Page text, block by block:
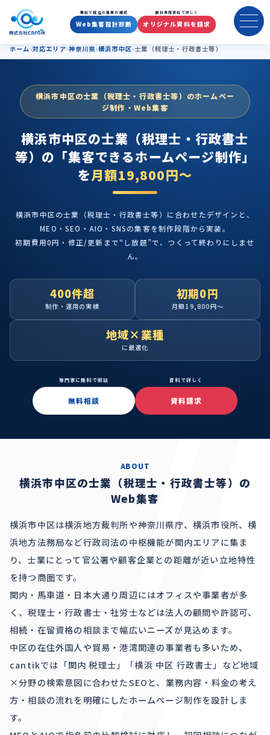
横浜市中区の士業（税理士・
無料で現在の集客力確認
Web集客設計診断
御社専用資料で詳しく
オリジナル資料を請求
ホーム 対応エリア 神奈川県 横浜市中区 士業（税理士・行政書士等）
横浜市中区の士業（税理士・行政書士等）のホームペー
ジ制作・Web集客
横浜市中区の士業（税理士・行政書士
等）の 「集客できるホームページ制作」
を月額19,800円〜
横浜市中区の士業（税理士・行政書士等）に合わせたデザインと、
MEO・SEO・AIO・SNSの集客を制作段階から実装。
初期費用0円・修正/更新まで“し放題”で、つくって終わりにしませ
ん。
400件超
制作・運用の実績
初期0円
月額19,800円〜
地域×業種
に最適化
専門家に無料で相談
無料相談
資料で詳しく
資料請求
ABOUT
横浜市中区の士業（税理士・行政書士等）の
Web集客
横浜市中区は横浜地方裁判所や神奈川県庁、横浜市役所、横
浜地方法務局など行政司法の中枢機能が関内エリアに集ま
り、士業にとって官公署や顧客企業との距離が近い立地特性
を持つ商圏です。
関内・馬車道・日本大通り周辺にはオフィスや事業者が多
く、税理士・行政書士・社労士などは法人の顧問や許認可、
相続・在留資格の相談まで幅広いニーズが見込めます。
中区の在住外国人や貿易・港湾関連の事業者も多いため、
cantikでは「関内 税理士」「横浜 中区 行政書士」など地域
×分野の検索意図に合わせたSEOと、業務内容・料金の考え
方・相談の流れを明確にしたホームページ制作を設計しま
す。